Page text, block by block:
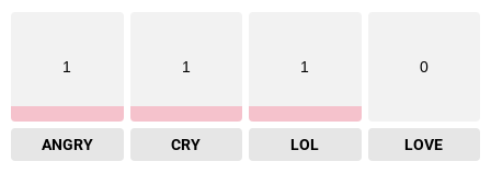
1
ANGRY
1
CRY
1
LOL
0
LOVE